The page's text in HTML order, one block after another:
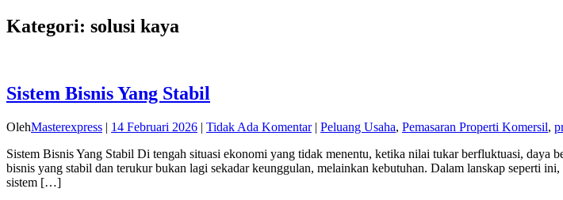
Kategori: solusi kaya
Sistem Bisnis Yang Stabil
OlehMasterexpress | 14 Februari 2026 | Tidak Ada Komentar| Peluang Usaha, Pemasaran Properti Komersil,
Sistem Bisnis Yang Stabil Di tengah situasi ekonomi yang tidak menentu, ketika nilai tukar berfluktuasi, daya
bisnis yang stabil dan terukur bukan lagi sekadar keunggulan, melainkan kebutuhan. Dalam lanskap seperti
sistem […]